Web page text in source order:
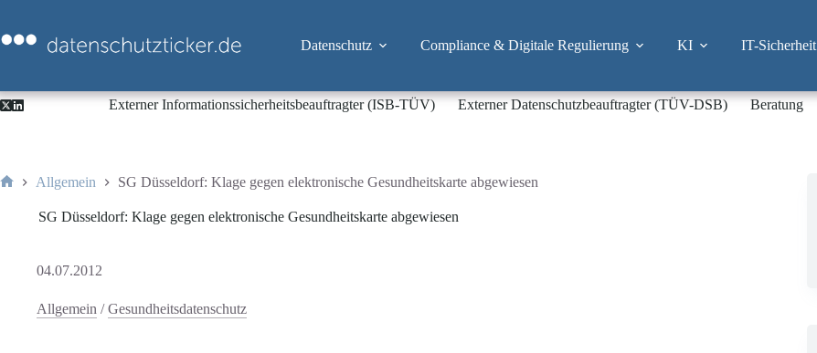
springen
Datenschutz Compliance & Digitale Regulierung KI IT-Sicherheit
Externer Informationssicherheitsbeauftragter (ISB-TÜV) Externer Datenschutzbeauftragter (TÜV-DSB) Beratung
Allgemein SG Düsseldorf: Klage gegen elektronische Gesundheitskarte abgewiesen
SG Düsseldorf: Klage gegen elektronische Gesundheitskarte abgewiesen
04.07.2012
Allgemein /Gesundheitsdatenschutz